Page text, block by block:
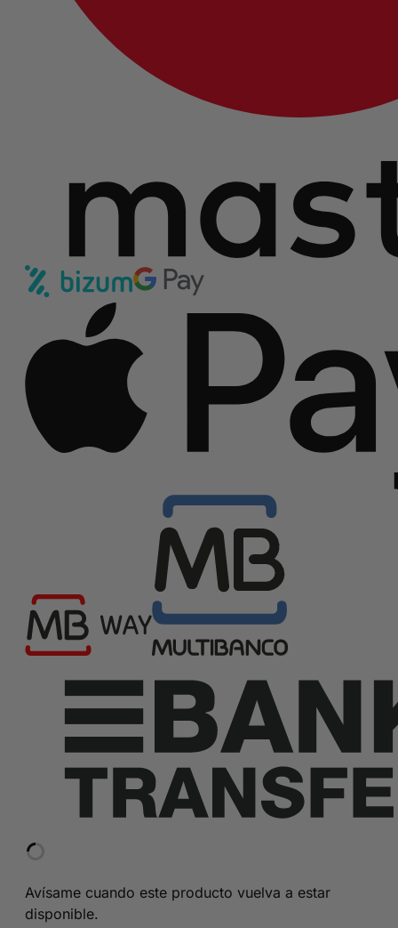
Avísame cuando este producto vuelva a estar
disponible.